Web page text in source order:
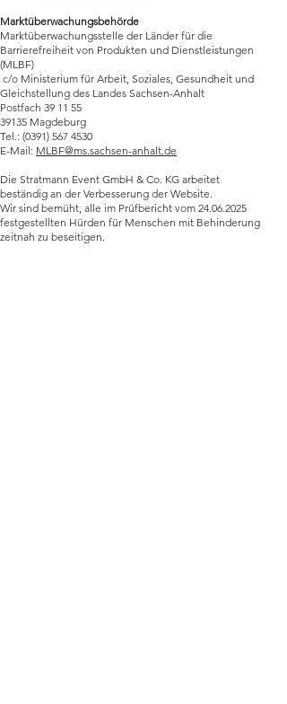
Marktüberwachungsbehörde
Marktüberwachungsstelle der Länder für die
Barrierefreiheit von Produkten und Dienstleistungen
(MLBF)
c/o Ministerium für Arbeit, Soziales, Gesundheit und
Gleichstellung des Landes Sachsen-Anhalt
Postfach 39 11 55
39135 Magdeburg
Tel.: (0391) 567 4530
E-Mail: MLBF@ms.sachsen-anhalt.de
Die Stratmann Event GmbH & Co. KG arbeitet
beständig an der Verbesserung der Website.
Wir sind bemüht, alle im Prüfbericht vom 24.06.2025
festgestellten Hürden für Menschen mit Behinderung
zeitnah zu beseitigen.